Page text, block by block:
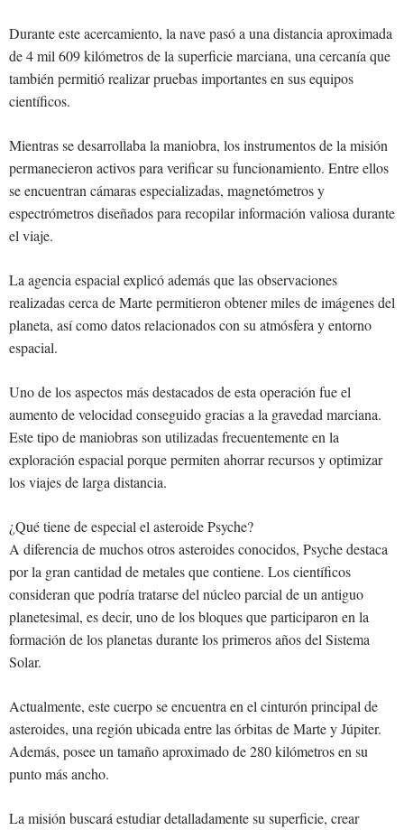
Durante este acercamiento, la nave pasó a una distancia aproximada
de 4 mil 609 kilómetros de la superficie marciana, una cercanía que
también permitió realizar pruebas importantes en sus equipos
científicos.
Mientras se desarrollaba la maniobra, los instrumentos de la misión
permanecieron activos para verificar su funcionamiento. Entre ellos
se encuentran cámaras especializadas, magnetómetros y
espectrómetros diseñados para recopilar información valiosa durante
el viaje.
La agencia espacial explicó además que las observaciones
realizadas cerca de Marte permitieron obtener miles de imágenes del
planeta, así como datos relacionados con su atmósfera y entorno
espacial.
Uno de los aspectos más destacados de esta operación fue el
aumento de velocidad conseguido gracias a la gravedad marciana.
Este tipo de maniobras son utilizadas frecuentemente en la
exploración espacial porque permiten ahorrar recursos y optimizar
los viajes de larga distancia.
¿Qué tiene de especial el asteroide Psyche?
A diferencia de muchos otros asteroides conocidos, Psyche destaca
por la gran cantidad de metales que contiene. Los científicos
consideran que podría tratarse del núcleo parcial de un antiguo
planetesimal, es decir, uno de los bloques que participaron en la
formación de los planetas durante los primeros años del Sistema
Solar.
Actualmente, este cuerpo se encuentra en el cinturón principal de
asteroides, una región ubicada entre las órbitas de Marte y Júpiter.
Además, posee un tamaño aproximado de 280 kilómetros en su
punto más ancho.
La misión buscará estudiar detalladamente su superficie, crear